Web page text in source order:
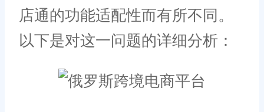
店通的功能适配性而有所不同。
以下是对这一问题的详细分析：